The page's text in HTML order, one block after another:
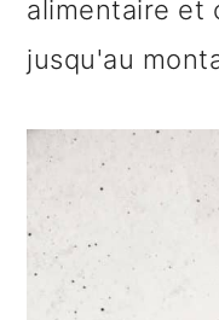
alimentaire et
jusqu'au